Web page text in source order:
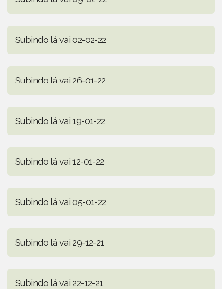
Subindo lá vai 02-02-22
Subindo lá vai 26-01-22
Subindo lá vai 19-01-22
Subindo lá vai 12-01-22
Subindo lá vai 05-01-22
Subindo lá vai 29-12-21
Subindo lá vai 22-12-21